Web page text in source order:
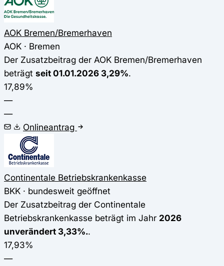
AOK Bremen/Bremerhaven
AOK · Bremen
Der Zusatzbeitrag der AOK Bremen/Bremerhaven
beträgt seit 01.01.2026 3,29%.
17,89%
—
—
Onlineantrag
Continentale Betriebskrankenkasse
BKK · bundesweit geöffnet
Der Zusatzbeitrag der Continentale
Betriebskrankenkasse beträgt im Jahr 2026
unverändert 3,33%..
17,93%
—